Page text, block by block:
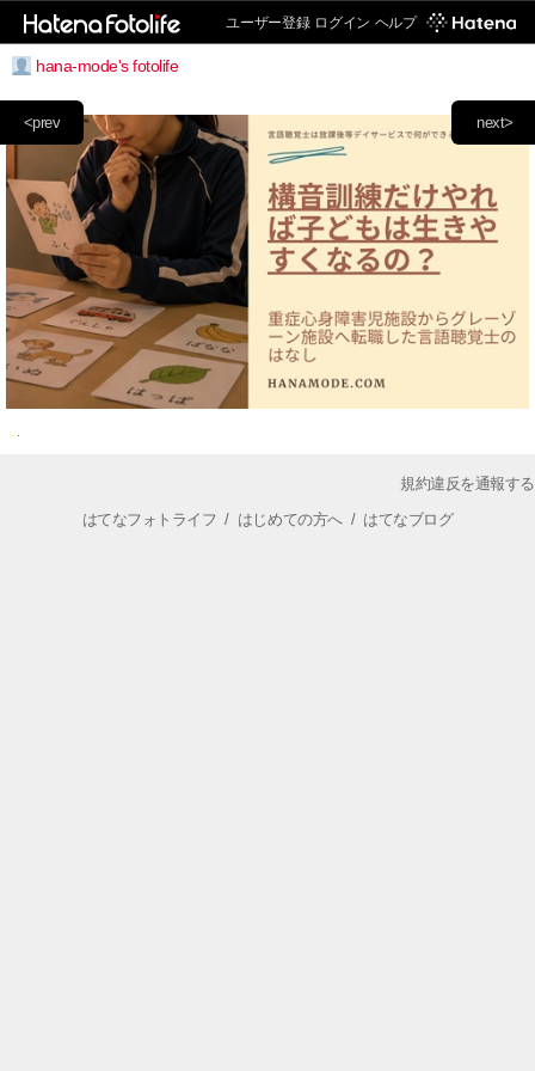
ユーザー登録 ログイン ヘルプ
hana-mode's fotolife
next>
<prev
規約違反を通報する
はてなフォトライフ / はじめての方へ/ はてなブログ